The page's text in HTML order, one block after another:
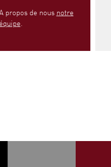
propos de nous notre
équipe.